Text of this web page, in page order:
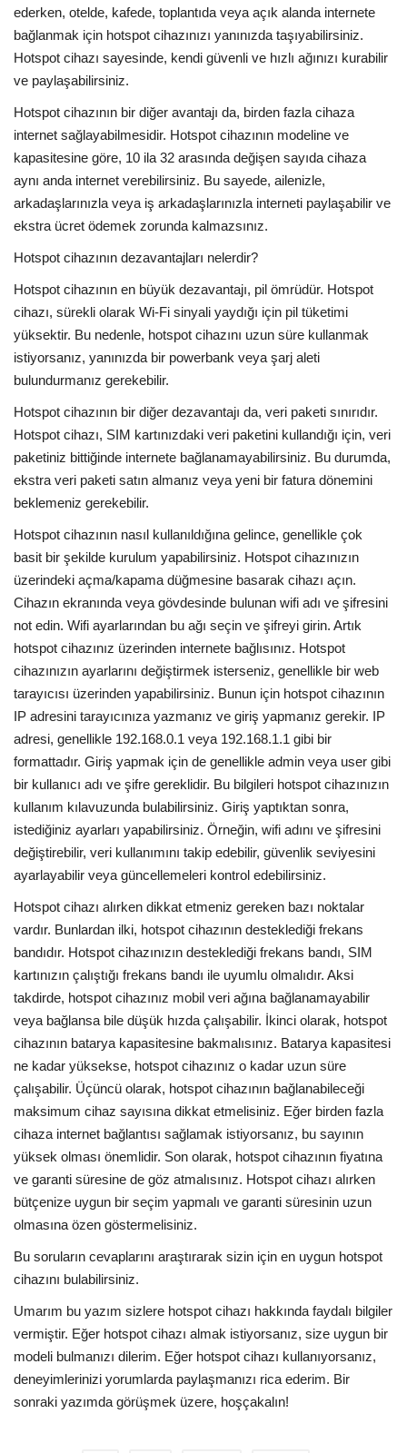
ederken, otelde, kafede, toplantıda veya açık alanda internete
bağlanmak için hotspot cihazınızı yanınızda taşıyabilirsiniz.
Hotspot cihazı sayesinde, kendi güvenli ve hızlı ağınızı kurabilir
ve paylaşabilirsiniz.
Hotspot cihazının bir diğer avantajı da, birden fazla cihaza
internet sağlayabilmesidir. Hotspot cihazının modeline ve
kapasitesine göre, 10 ila 32 arasında değişen sayıda cihaza
aynı anda internet verebilirsiniz. Bu sayede, ailenizle,
arkadaşlarınızla veya iş arkadaşlarınızla interneti paylaşabilir ve
ekstra ücret ödemek zorunda kalmazsınız.
Hotspot cihazının dezavantajları nelerdir?
Hotspot cihazının en büyük dezavantajı, pil ömrüdür. Hotspot
cihazı, sürekli olarak Wi-Fi sinyali yaydığı için pil tüketimi
yüksektir. Bu nedenle, hotspot cihazını uzun süre kullanmak
istiyorsanız, yanınızda bir powerbank veya şarj aleti
bulundurmanız gerekebilir.
Hotspot cihazının bir diğer dezavantajı da, veri paketi sınırıdır.
Hotspot cihazı, SIM kartınızdaki veri paketini kullandığı için, veri
paketiniz bittiğinde internete bağlanamayabilirsiniz. Bu durumda,
ekstra veri paketi satın almanız veya yeni bir fatura dönemini
beklemeniz gerekebilir.
Hotspot cihazının nasıl kullanıldığına gelince, genellikle çok
basit bir şekilde kurulum yapabilirsiniz. Hotspot cihazınızın
üzerindeki açma/kapama düğmesine basarak cihazı açın.
Cihazın ekranında veya gövdesinde bulunan wifi adı ve şifresini
not edin. Wifi ayarlarından bu ağı seçin ve şifreyi girin. Artık
hotspot cihazınız üzerinden internete bağlısınız. Hotspot
cihazınızın ayarlarını değiştirmek isterseniz, genellikle bir web
tarayıcısı üzerinden yapabilirsiniz. Bunun için hotspot cihazının
IP adresini tarayıcınıza yazmanız ve giriş yapmanız gerekir. IP
adresi, genellikle 192.168.0.1 veya 192.168.1.1 gibi bir
formattadır. Giriş yapmak için de genellikle admin veya user gibi
bir kullanıcı adı ve şifre gereklidir. Bu bilgileri hotspot cihazınızın
kullanım kılavuzunda bulabilirsiniz. Giriş yaptıktan sonra,
istediğiniz ayarları yapabilirsiniz. Örneğin, wifi adını ve şifresini
değiştirebilir, veri kullanımını takip edebilir, güvenlik seviyesini
ayarlayabilir veya güncellemeleri kontrol edebilirsiniz.
Hotspot cihazı alırken dikkat etmeniz gereken bazı noktalar
vardır. Bunlardan ilki, hotspot cihazının desteklediği frekans
bandıdır. Hotspot cihazınızın desteklediği frekans bandı, SIM
kartınızın çalıştığı frekans bandı ile uyumlu olmalıdır. Aksi
takdirde, hotspot cihazınız mobil veri ağına bağlanamayabilir
veya bağlansa bile düşük hızda çalışabilir. İkinci olarak, hotspot
cihazının batarya kapasitesine bakmalısınız. Batarya kapasitesi
ne kadar yüksekse, hotspot cihazınız o kadar uzun süre
çalışabilir. Üçüncü olarak, hotspot cihazının bağlanabileceği
maksimum cihaz sayısına dikkat etmelisiniz. Eğer birden fazla
cihaza internet bağlantısı sağlamak istiyorsanız, bu sayının
yüksek olması önemlidir. Son olarak, hotspot cihazının fiyatına
ve garanti süresine de göz atmalısınız. Hotspot cihazı alırken
bütçenize uygun bir seçim yapmalı ve garanti süresinin uzun
olmasına özen göstermelisiniz.
Bu soruların cevaplarını araştırarak sizin için en uygun hotspot
cihazını bulabilirsiniz.
Umarım bu yazım sizlere hotspot cihazı hakkında faydalı bilgiler
vermiştir. Eğer hotspot cihazı almak istiyorsanız, size uygun bir
modeli bulmanızı dilerim. Eğer hotspot cihazı kullanıyorsanız,
deneyimlerinizi yorumlarda paylaşmanızı rica ederim. Bir
sonraki yazımda görüşmek üzere, hoşçakalın!